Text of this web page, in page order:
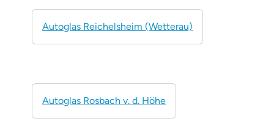
Autoglas Reichelsheim (Wetterau)
Autoglas Rosbach v. d. Höhe